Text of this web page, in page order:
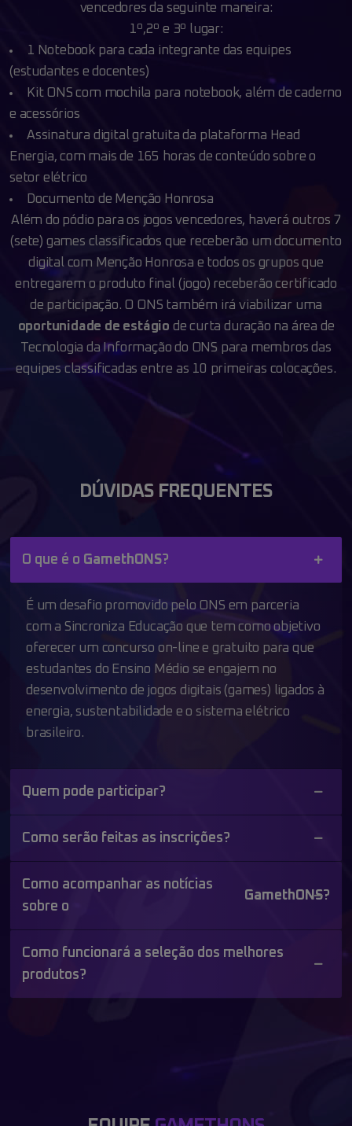
vencedores da seguinte maneira:
1º,2º e 3º lugar:
1 Notebook para cada integrante das equipes
(estudantes e docentes)
Kit ONS com mochila para notebook, além de caderno
e acessórios
Assinatura digital gratuita da plataforma Head
Energia, com mais de 165 horas de conteúdo sobre o
setor elétrico
Documento de Menção Honrosa
Além do pódio para os jogos vencedores, haverá outros 7
(sete) games classificados que receberão um documento
digital com Menção Honrosa e todos os grupos que
entregarem o produto final (jogo) receberão certificado
de participação. O ONS também irá viabilizar uma
oportunidade de estágio de curta duração na área de
Tecnologia da Informação do ONS para membros das
equipes classificadas entre as 10 primeiras colocações.
DÚVIDAS FREQUENTES
O que é o GamethONS?
É um desafio promovido pelo ONS em parceria
com a Sincroniza Educação que tem como objetivo
oferecer um concurso on-line e gratuito para que
estudantes do Ensino Médio se engajem no
desenvolvimento de jogos digitais (games) ligados à
energia, sustentabilidade e o sistema elétrico
brasileiro.
Quem pode participar?
Como serão feitas as inscrições?
Como acompanhar as notícias
sobre o
GamethONS?
Como funcionará a seleção dos melhores
produtos?